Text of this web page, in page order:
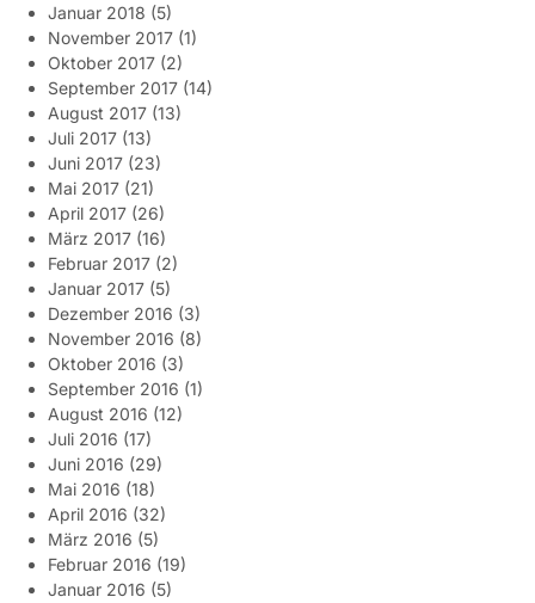
Januar 2018 (5)
November 2017 (1)
Oktober 2017 (2)
September 2017 (14)
August 2017 (13)
Juli 2017 (13)
Juni 2017 (23)
Mai 2017 (21)
April 2017 (26)
März 2017 (16)
Februar 2017 (2)
Januar 2017 (5)
Dezember 2016 (3)
November 2016 (8)
Oktober 2016 (3)
September 2016 (1)
August 2016 (12)
Juli 2016 (17)
Juni 2016 (29)
Mai 2016 (18)
April 2016 (32)
März 2016 (5)
Februar 2016 (19)
Januar 2016 (5)